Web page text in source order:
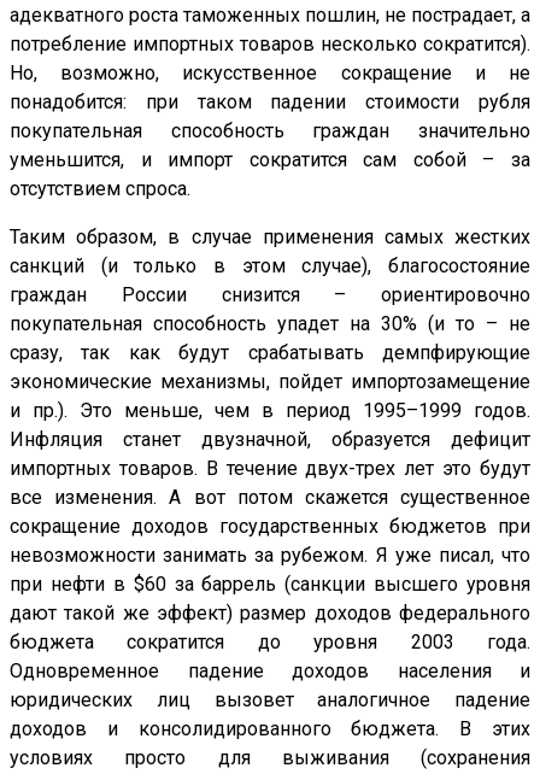
адекватного роста таможенных пошлин, не пострадает, а
потребление импортных товаров несколько сократится).
Но, возможно, искусственное сокращение и не
понадобится: при таком падении стоимости рубля
покупательная способность граждан значительно
уменьшится, и импорт сократится сам собой – за
отсутствием спроса.
Таким образом, в случае применения самых жестких
санкций (и только в этом случае), благосостояние
граждан России снизится – ориентировочно
покупательная способность упадет на 30% (и то – не
сразу, так как будут срабатывать демпфирующие
экономические механизмы, пойдет импортозамещение
и пр.). Это меньше, чем в период 1995–1999 годов.
Инфляция станет двузначной, образуется дефицит
импортных товаров. В течение двух-трех лет это будут
все изменения. А вот потом скажется существенное
сокращение доходов государственных бюджетов при
невозможности занимать за рубежом. Я уже писал, что
при нефти в $60 за баррель (санкции высшего уровня
дают такой же эффект) размер доходов федерального
бюджета сократится до уровня 2003 года.
Одновременное падение доходов населения и
юридических лиц вызовет аналогичное падение
доходов и консолидированного бюджета. В этих
условиях просто для выживания (сохранения